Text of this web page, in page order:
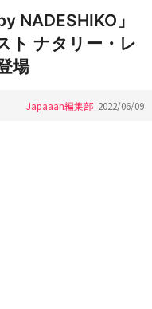
NADESHIKO」
ト ナタリー・レ
場
Japaaan編集部 2022/06/09